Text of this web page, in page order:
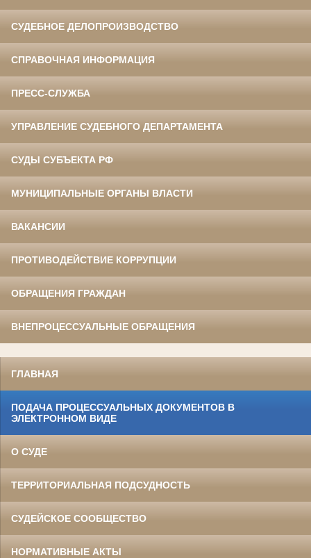
СУДЕБНОЕ ДЕЛОПРОИЗВОДСТВО
СПРАВОЧНАЯ ИНФОРМАЦИЯ
ПРЕСС-СЛУЖБА
УПРАВЛЕНИЕ СУДЕБНОГО ДЕПАРТАМЕНТА
СУДЫ СУБЪЕКТА РФ
МУНИЦИПАЛЬНЫЕ ОРГАНЫ ВЛАСТИ
ВАКАНСИИ
ПРОТИВОДЕЙСТВИЕ КОРРУПЦИИ
ОБРАЩЕНИЯ ГРАЖДАН
ВНЕПРОЦЕССУАЛЬНЫЕ ОБРАЩЕНИЯ
ГЛАВНАЯ
ПОДАЧА ПРОЦЕССУАЛЬНЫХ ДОКУМЕНТОВ В
ЭЛЕКТРОННОМ ВИДЕ
О СУДЕ
ТЕРРИТОРИАЛЬНАЯ ПОДСУДНОСТЬ
СУДЕЙСКОЕ СООБЩЕСТВО
НОРМАТИВНЫЕ АКТЫ